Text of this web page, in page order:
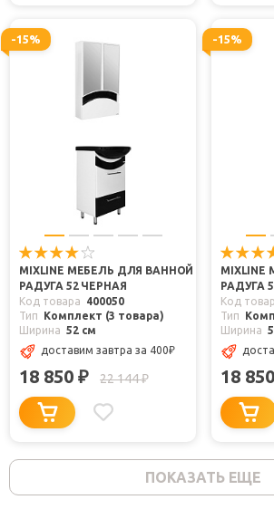
-15%
MIXLINE МЕБЕЛЬ ДЛЯ ВАННОЙ
РАДУГА 52 ЧЕРНАЯ
Код товара
400050
Тип
Комплект (3 товара)
Ширина 52 см
доставим завтра за 400₽
18 850 ₽ 22 144₽
-15%
РАДУГА
Код
Тип
Ширина
18 850
ПОКАЗАТЬ ЕЩЕ